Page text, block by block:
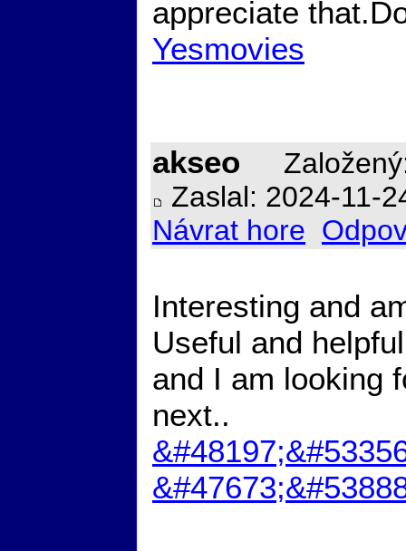
appreciate
Yesmovies
akseo
Zaslal: 2024-11-
Návrat hore
Interesting and
Useful and
and I am looking
next..